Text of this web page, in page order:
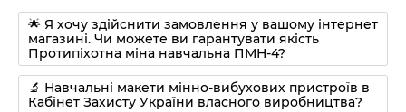
🌟 Я хочу здійснити замовлення у вашому інтернет
магазині. Чи можете ви гарантувати якість
Протипіхотна міна навчальна ПМН-4?
🔬 Навчальні макети мінно-вибухових пристроїв в
Кабінет Захисту України власного виробництва?